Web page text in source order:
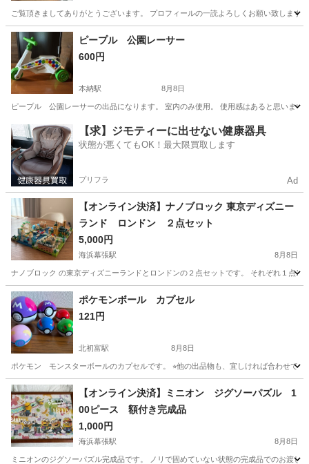
ご覧頂きましてありがとうございます。 プロフィールの一読よろしくお願い致しま
千葉 柏市 おもちゃ バッチ
ピープル 公園レーサー
600円
本納駅 8月8日
ピープル 公園レーサーの出品になります。 室内のみ使用。 使用感はあると思います
千葉 茂原市 本納駅 三輪車 ピープル
【求】ジモティーに出せない健康器具
状態が悪くてもOK！最大限買取します
プリフラ Ad
【オンライン決済】ナノブロック 東京ディズニー
ランド ロンドン ２点セット
5,000円
海浜幕張駅 8月8日
ナノブロック の東京ディズニーランドとロンドンの２点セットです。 それぞれ１点1
千葉 千葉市 海浜幕張駅 その他
ポケモンボール カプセル
121円
北初富駅 8月8日
ポケモン モンスターボールのカプセルです。 ⭐︎他の出品物も、宜しければ合わせてご
千葉 鎌ケ谷市 北初富駅 その他
【オンライン決済】ミニオン ジグソーパズル 1
00ピース 額付き完成品
1,000円
海浜幕張駅 8月8日
ミニオンのジグソーパズル完成品です。 ノリで固めていない状態の完成品でのお渡し